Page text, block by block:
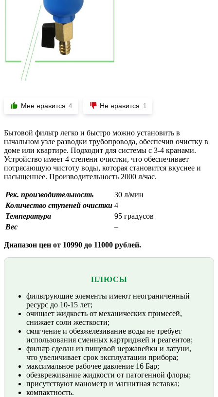
Мне нравится 4 Не нравится 1
Бытовой фильтр легко и быстро можно установить в
начальном узле разводки трубопровода, обеспечив очистку в
доме или квартире. Подходит для системы с 3-4 кранами.
Устройство имеет 4 степени очистки, что обеспечивает
потрясающую чистоту воды, которая становится вкуснее и
насыщеннее. Производительность 2000 л/час.
Рек. производительность
30 л/мин
Количество ступеней очистки 4
Температура
95 градусов
Вес
–
Диапазон цен от 10990 до 11000 рублей.
ПЛЮСЫ
фильтрующие элементы имеют неограниченный
ресурс до 10-15 лет;
очищает жидкость от механических примесей,
снижает соли жесткости;
смягчение и обезжелезивание воды не требует
использования сменных картриджей и реагентов;
фильтр сделан из пищевой нержавейки и латуни,
что увеличивает срок эксплуатации прибора;
максимальное рабочее давление 16 Бар;
обезвреживание жидкости от патогенной флоры;
присутствуют манометр и магнитная вставка;
компактность.